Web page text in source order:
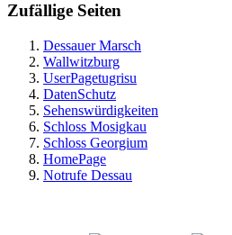
Zufällige Seiten
Dessauer Marsch
Wallwitzburg
UserPagetugrisu
DatenSchutz
Sehenswürdigkeiten
Schloss Mosigkau
Schloss Georgium
HomePage
Notrufe Dessau